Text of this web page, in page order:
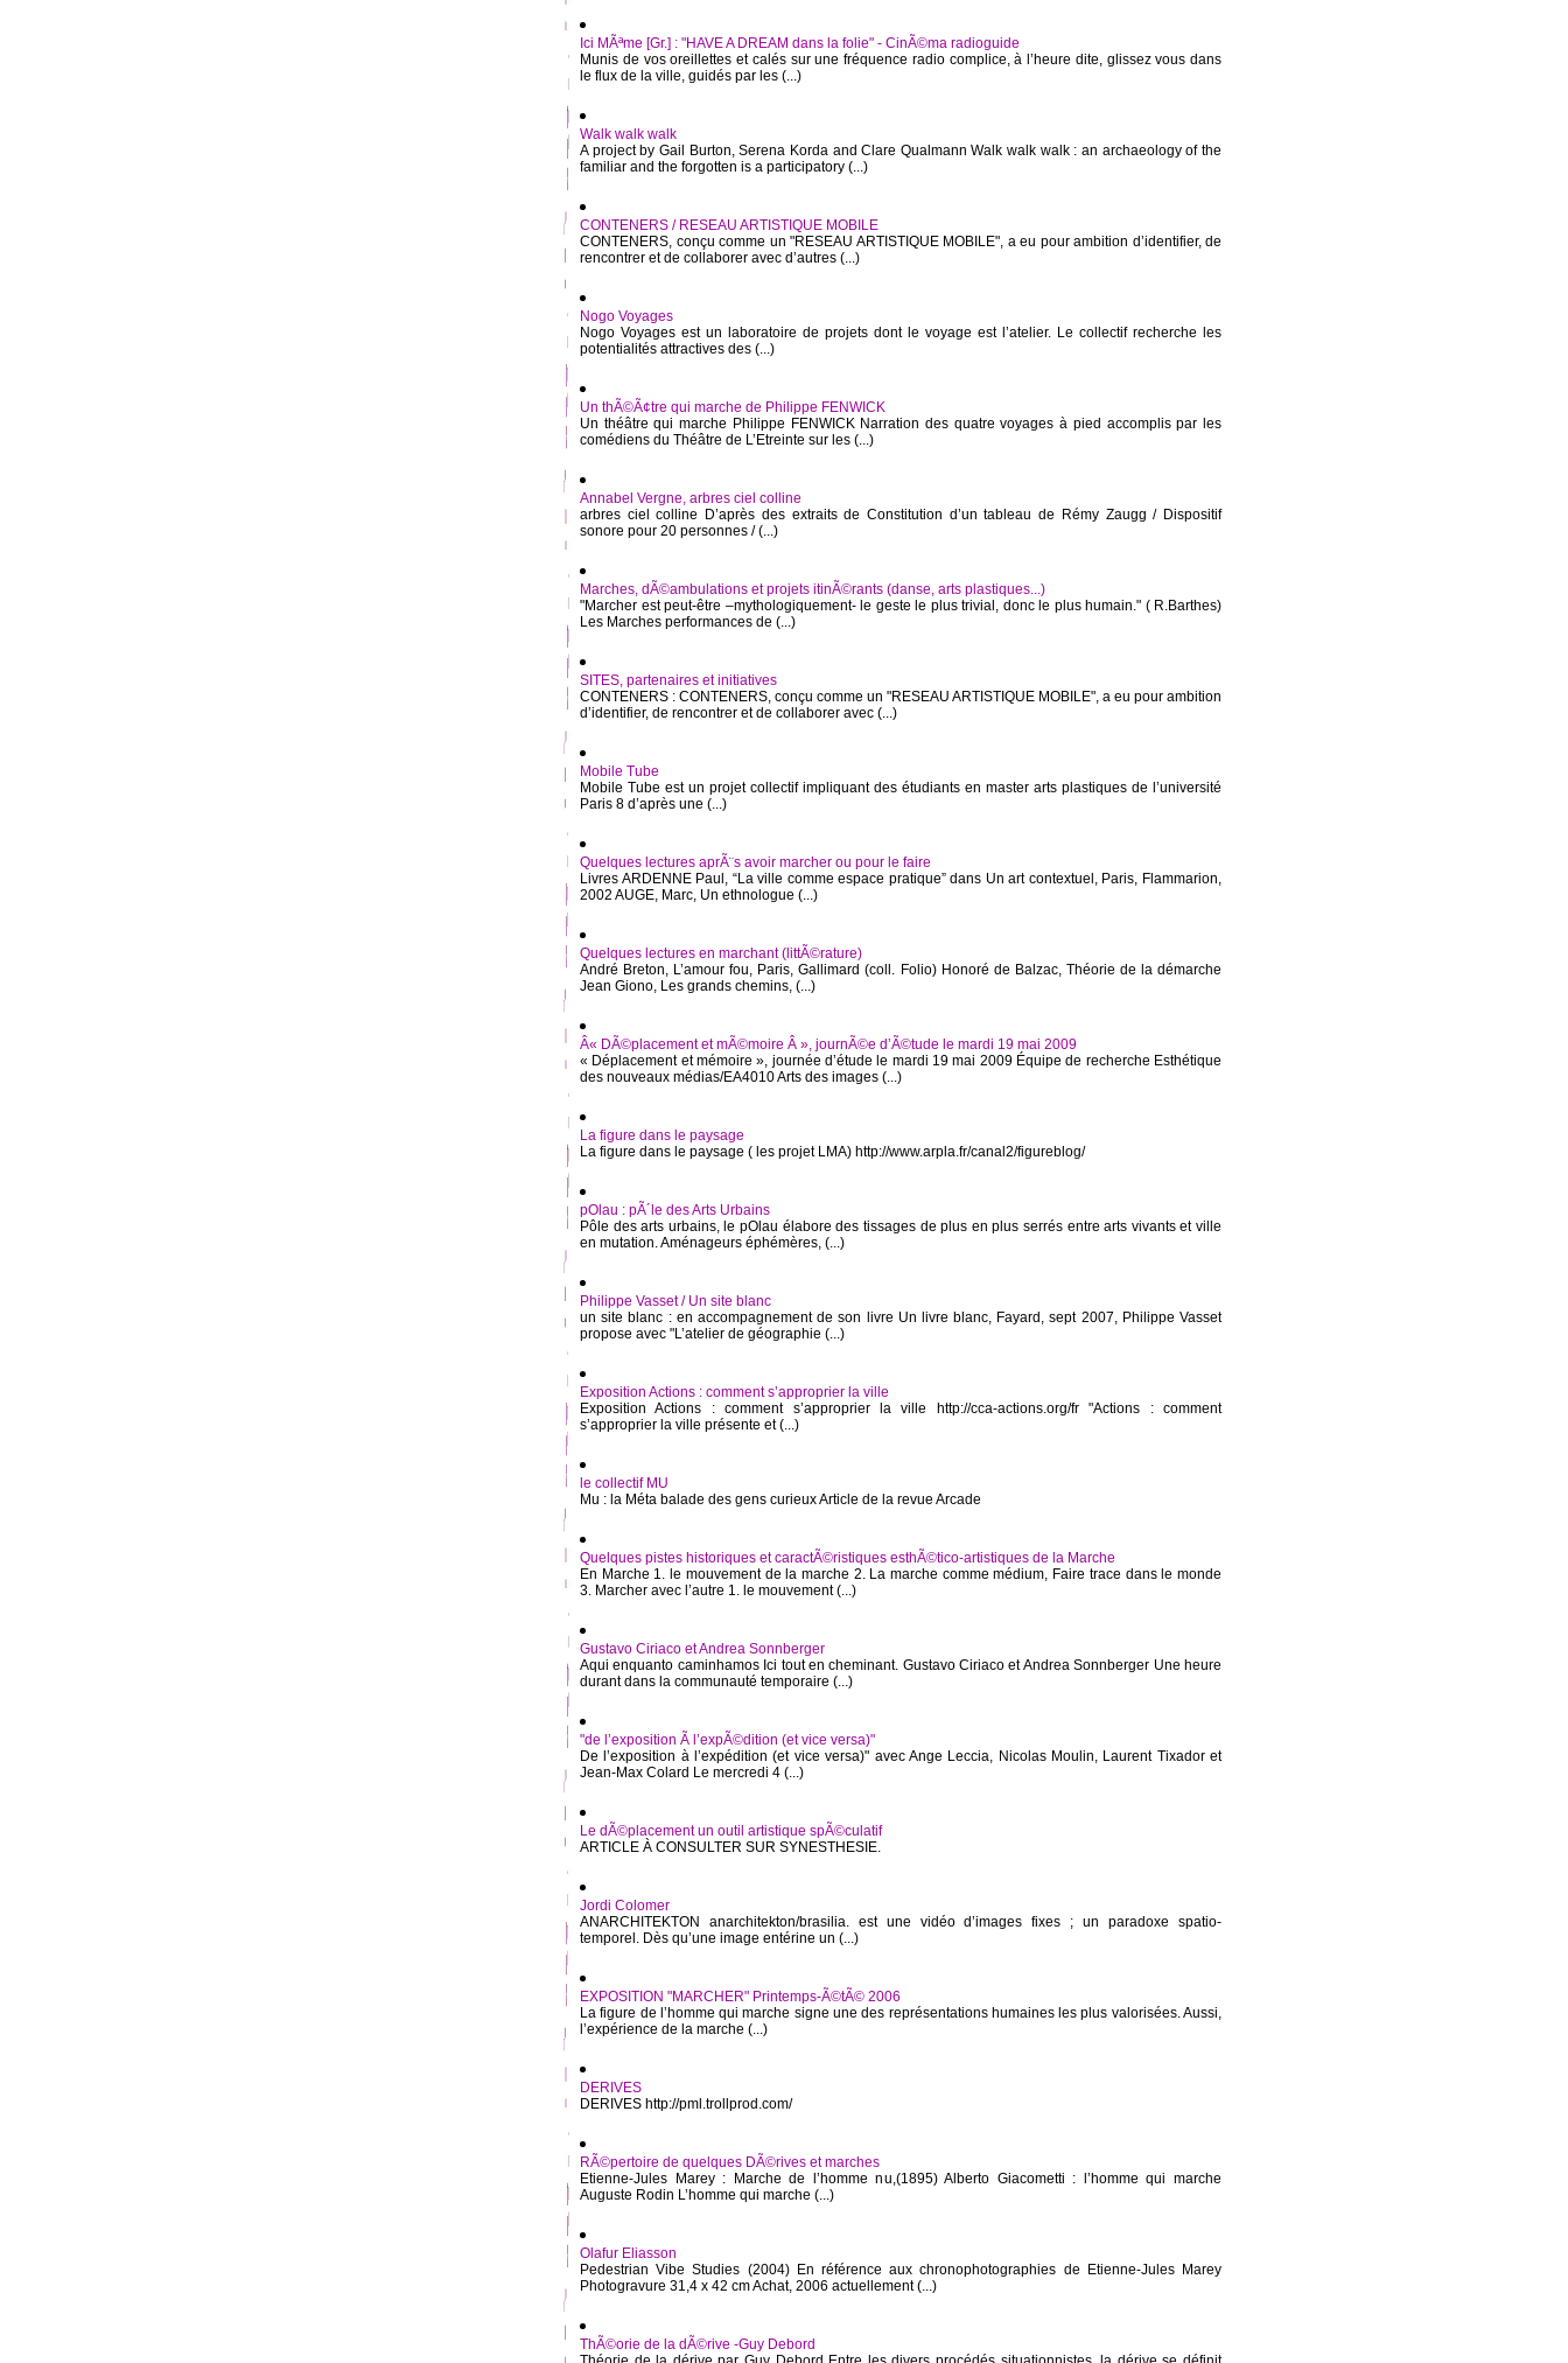
Ici MÃªme [Gr.] : "HAVE A DREAM dans la folie" - CinÃ©ma radioguide
Munis de vos oreillettes et calés sur une fréquence radio complice, à l’heure dite, glissez vous dans
le flux de la ville, guidés par les (...)
Walk walk walk
A project by Gail Burton, Serena Korda and Clare Qualmann Walk walk walk : an archaeology of the
familiar and the forgotten is a participatory (...)
CONTENERS / RESEAU ARTISTIQUE MOBILE
CONTENERS, conçu comme un "RESEAU ARTISTIQUE MOBILE", a eu pour ambition d’identifier, de
rencontrer et de collaborer avec d’autres (...)
Nogo Voyages
Nogo Voyages est un laboratoire de projets dont le voyage est l’atelier. Le collectif recherche les
potentialités attractives des (...)
Un thÃ©Ã¢tre qui marche de Philippe FENWICK
Un théâtre qui marche Philippe FENWICK Narration des quatre voyages à pied accomplis par les
comédiens du Théâtre de L’Etreinte sur les (...)
Annabel Vergne, arbres ciel colline
arbres ciel colline D’après des extraits de Constitution d’un tableau de Rémy Zaugg / Dispositif
sonore pour 20 personnes / (...)
Marches, dÃ©ambulations et projets itinÃ©rants (danse, arts plastiques...)
"Marcher est peut-être –mythologiquement- le geste le plus trivial, donc le plus humain." ( R.Barthes)
Les Marches performances de (...)
SITES, partenaires et initiatives
CONTENERS : CONTENERS, conçu comme un "RESEAU ARTISTIQUE MOBILE", a eu pour ambition
d’identifier, de rencontrer et de collaborer avec (...)
Mobile Tube
Mobile Tube est un projet collectif impliquant des étudiants en master arts plastiques de l’université
Paris 8 d’après une (...)
Quelques lectures aprÃ¨s avoir marcher ou pour le faire
Livres ARDENNE Paul, “La ville comme espace pratique” dans Un art contextuel, Paris, Flammarion,
2002 AUGE, Marc, Un ethnologue (...)
Quelques lectures en marchant (littÃ©rature)
André Breton, L’amour fou, Paris, Gallimard (coll. Folio) Honoré de Balzac, Théorie de la démarche
Jean Giono, Les grands chemins, (...)
Â« DÃ©placement et mÃ©moire Â », journÃ©e d’Ã©tude le mardi 19 mai 2009
« Déplacement et mémoire », journée d’étude le mardi 19 mai 2009 Équipe de recherche Esthétique
des nouveaux médias/EA4010 Arts des images (...)
La figure dans le paysage
La figure dans le paysage ( les projet LMA) http://www.arpla.fr/canal2/figureblog/
pOlau : pÃ´le des Arts Urbains
Pôle des arts urbains, le pOlau élabore des tissages de plus en plus serrés entre arts vivants et ville
en mutation. Aménageurs éphémères, (...)
Philippe Vasset / Un site blanc
un site blanc : en accompagnement de son livre Un livre blanc, Fayard, sept 2007, Philippe Vasset
propose avec "L’atelier de géographie (...)
Exposition Actions : comment s’approprier la ville
Exposition Actions : comment s’approprier la ville http://cca-actions.org/fr "Actions : comment
s’approprier la ville présente et (...)
le collectif MU
Mu : la Méta balade des gens curieux Article de la revue Arcade
Quelques pistes historiques et caractÃ©ristiques esthÃ©tico-artistiques de la Marche
En Marche 1. le mouvement de la marche 2. La marche comme médium, Faire trace dans le monde
3. Marcher avec l’autre 1. le mouvement (...)
Gustavo Ciriaco et Andrea Sonnberger
Aqui enquanto caminhamos Ici tout en cheminant. Gustavo Ciriaco et Andrea Sonnberger Une heure
durant dans la communauté temporaire (...)
"de l’exposition Ã l’expÃ©dition (et vice versa)"
De l’exposition à l’expédition (et vice versa)" avec Ange Leccia, Nicolas Moulin, Laurent Tixador et
Jean-Max Colard Le mercredi 4 (...)
Le dÃ©placement un outil artistique spÃ©culatif
ARTICLE À CONSULTER SUR SYNESTHESIE.
Jordi Colomer
ANARCHITEKTON anarchitekton/brasilia. est une vidéo d’images fixes ; un paradoxe spatio-
temporel. Dès qu’une image entérine un (...)
EXPOSITION "MARCHER" Printemps-Ã©tÃ© 2006
La figure de l’homme qui marche signe une des représentations humaines les plus valorisées. Aussi,
l’expérience de la marche (...)
DERIVES
DERIVES http://pml.trollprod.com/
RÃ©pertoire de quelques DÃ©rives et marches
Etienne-Jules Marey : Marche de l’homme nu,(1895) Alberto Giacometti : l’homme qui marche
Auguste Rodin L’homme qui marche (...)
Olafur Eliasson
Pedestrian Vibe Studies (2004) En référence aux chronophotographies de Etienne-Jules Marey
Photogravure 31,4 x 42 cm Achat, 2006 actuellement (...)
ThÃ©orie de la dÃ©rive -Guy Debord